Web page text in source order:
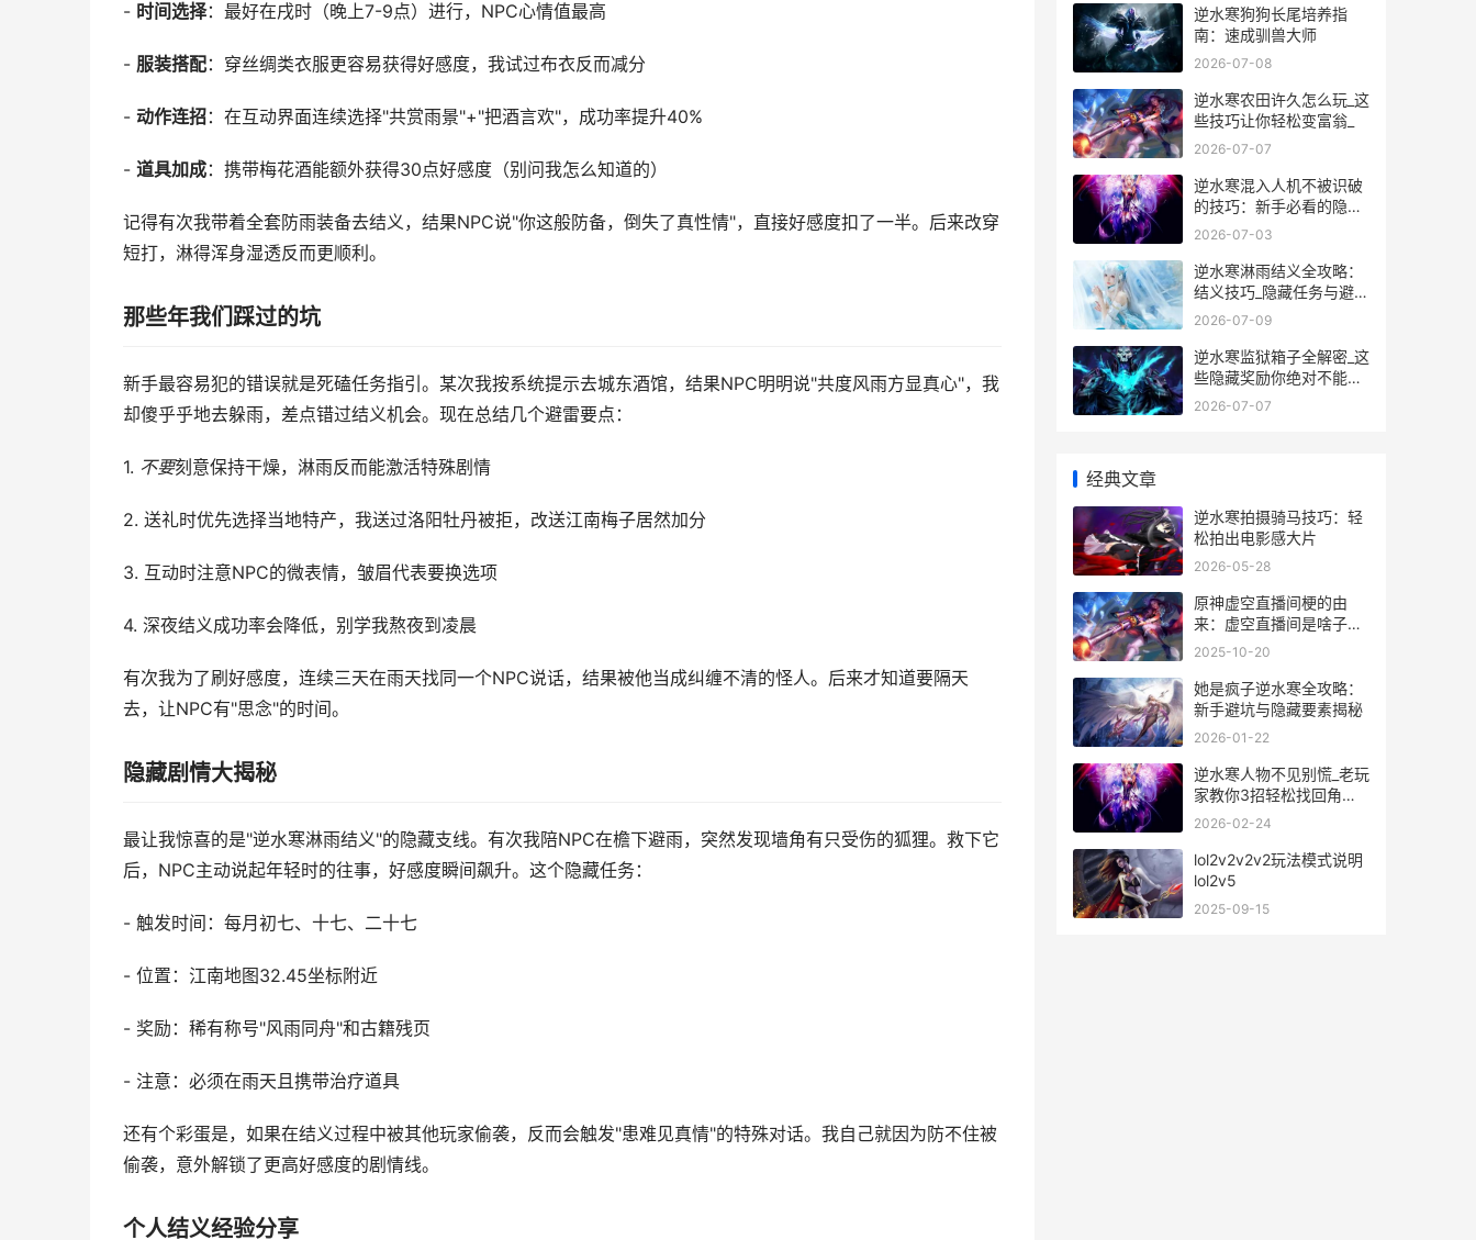
- 时间选择：最好在戌时（晚上7-9点）进行，NPC心情值最高
- 服装搭配：穿丝绸类衣服更容易获得好感度，我试过布衣反而减分
- 动作连招：在互动界面连续选择"共赏雨景"+"把酒言欢"，成功率提升40%
- 道具加成：携带梅花酒能额外获得30点好感度（别问我怎么知道的）
记得有次我带着全套防雨装备去结义，结果NPC说"你这般防备，倒失了真性情"，直接好感度扣了一半。后来改穿
短打，淋得浑身湿透反而更顺利。
那些年我们踩过的坑
新手最容易犯的错误就是死磕任务指引。某次我按系统提示去城东酒馆，结果NPC明明说"共度风雨方显真心"，我
却傻乎乎地去躲雨，差点错过结义机会。现在总结几个避雷要点：
1. 不要刻意保持干燥，淋雨反而能激活特殊剧情
2. 送礼时优先选择当地特产，我送过洛阳牡丹被拒，改送江南梅子居然加分
3. 互动时注意NPC的微表情，皱眉代表要换选项
4. 深夜结义成功率会降低，别学我熬夜到凌晨
有次我为了刷好感度，连续三天在雨天找同一个NPC说话，结果被他当成纠缠不清的怪人。后来才知道要隔天
去，让NPC有"思念"的时间。
隐藏剧情大揭秘
最让我惊喜的是"逆水寒淋雨结义"的隐藏支线。有次我陪NPC在檐下避雨，突然发现墙角有只受伤的狐狸。救下它
后，NPC主动说起年轻时的往事，好感度瞬间飙升。这个隐藏任务：
- 触发时间：每月初七、十七、二十七
- 位置：江南地图32.45坐标附近
- 奖励：稀有称号"风雨同舟"和古籍残页
- 注意：必须在雨天且携带治疗道具
还有个彩蛋是，如果在结义过程中被其他玩家偷袭，反而会触发"患难见真情"的特殊对话。我自己就因为防不住被
偷袭，意外解锁了更高好感度的剧情线。
个人结义经验分享
逆水寒狗狗长尾培养指
南：速成驯兽大师
2026-07-08
逆水寒农田许久怎么玩_这
些技巧让你轻松变富翁_
2026-07-07
逆水寒混入人机不被识破
的技巧：新手必看的隐藏
玩法指南
2026-07-03
逆水寒淋雨结义全攻略：
结义技巧_隐藏任务与避坑
指南
2026-07-09
逆水寒监狱箱子全解密_这
些隐藏奖励你绝对不能错
过
2026-07-07
经典文章
逆水寒拍摄骑马技巧：轻
松拍出电影感大片
2026-05-28
原神虚空直播间梗的由
来：虚空直播间是啥子梗
[多图] 虚空济在哪个平台
2025-10-20
她是疯子逆水寒全攻略：
新手避坑与隐藏要素揭秘
2026-01-22
逆水寒人物不见别慌_老玩
家教你3招轻松找回角色
位置
2026-02-24
lol2v2v2v2玩法模式说明
lol2v5
2025-09-15